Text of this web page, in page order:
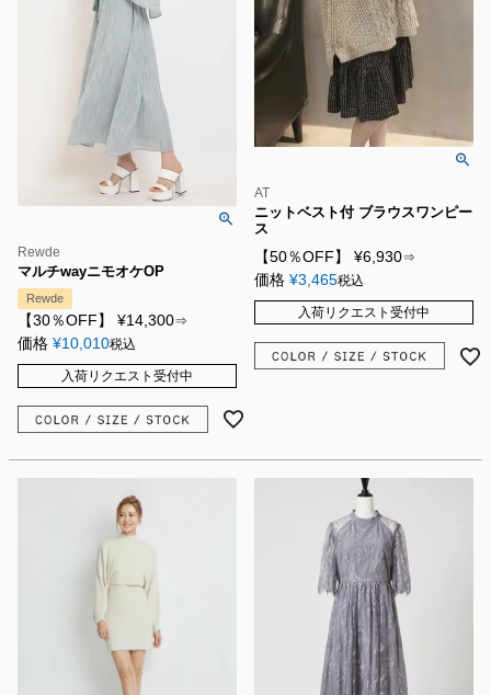
Rewde
マルチwayニモオケOP
Rewde
【30％OFF】 ¥14,300⇒
価格 ¥10,010税込
入荷リクエスト受付中
AT
ニットベスト付 ブラウスワンピー
ス
【50％OFF】 ¥6,930⇒
価格 ¥3,465税込
入荷リクエスト受付中